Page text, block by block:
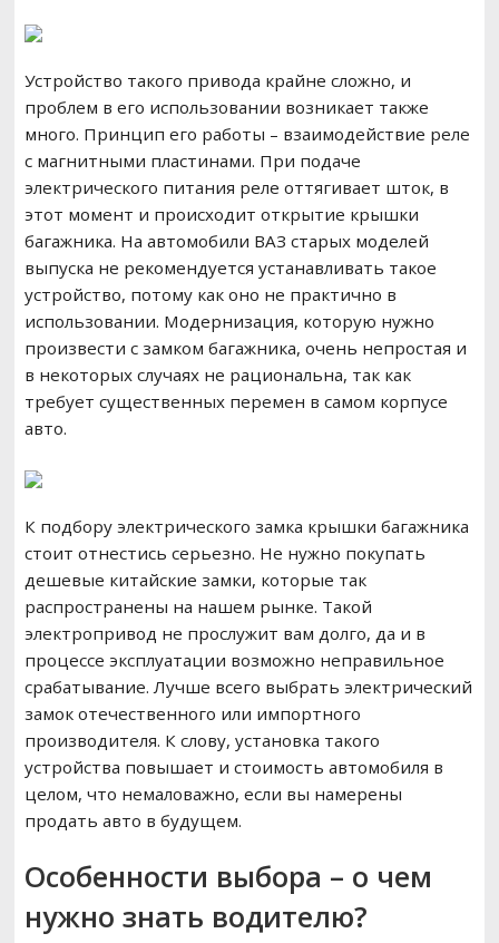
Устройство такого привода крайне сложно, и
проблем в его использовании возникает также
много. Принцип его работы – взаимодействие реле
с магнитными пластинами. При подаче
электрического питания реле оттягивает шток, в
этот момент и происходит открытие крышки
багажника. На автомобили ВАЗ старых моделей
выпуска не рекомендуется устанавливать такое
устройство, потому как оно не практично в
использовании. Модернизация, которую нужно
произвести с замком багажника, очень непростая и
в некоторых случаях не рациональна, так как
требует существенных перемен в самом корпусе
авто.
К подбору электрического замка крышки багажника
стоит отнестись серьезно. Не нужно покупать
дешевые китайские замки, которые так
распространены на нашем рынке. Такой
электропривод не прослужит вам долго, да и в
процессе эксплуатации возможно неправильное
срабатывание. Лучше всего выбрать электрический
замок отечественного или импортного
производителя. К слову, установка такого
устройства повышает и стоимость автомобиля в
целом, что немаловажно, если вы намерены
продать авто в будущем.
Особенности выбора – о чем
нужно знать водителю?